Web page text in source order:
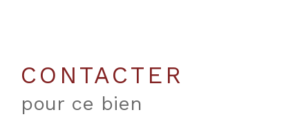
CONTACTER
pour ce bien